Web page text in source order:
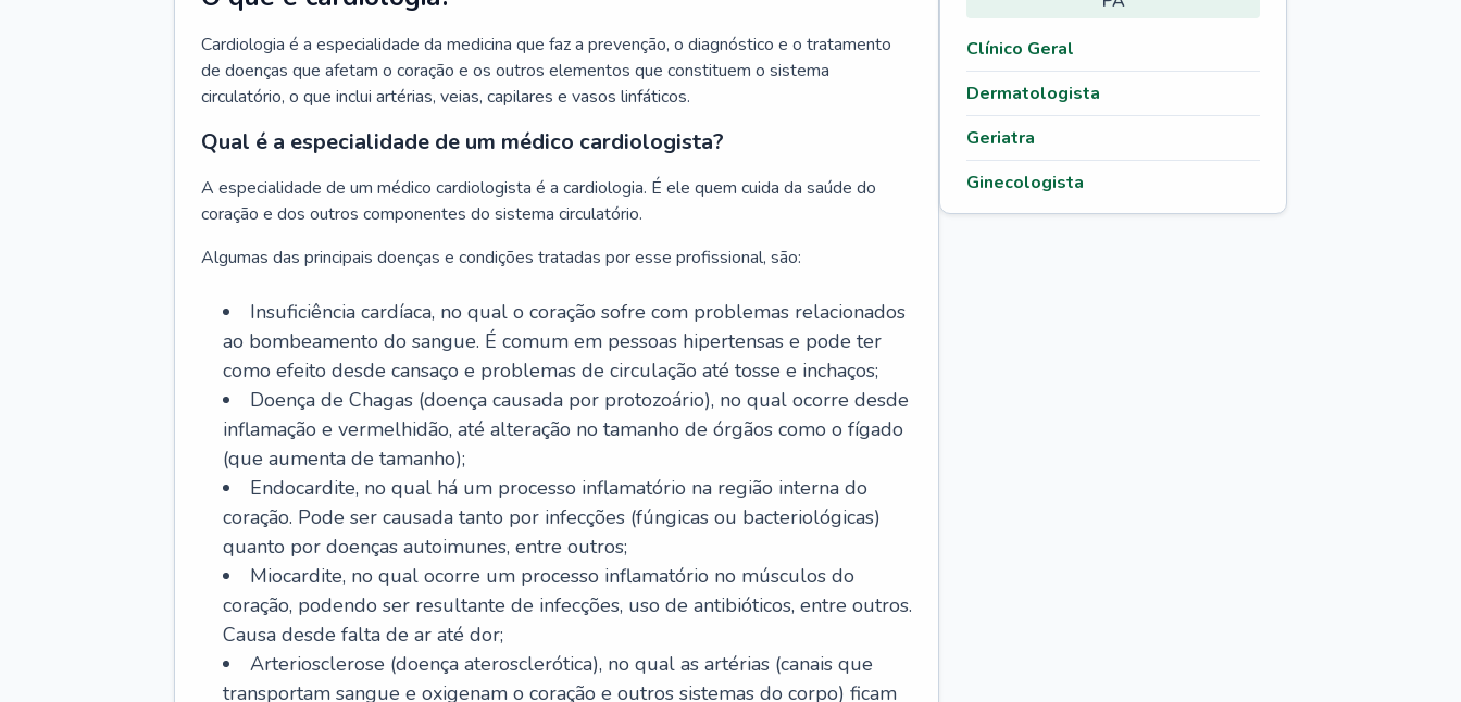
Cardiologia é a especialidade da medicina que faz a prevenção, o diagnóstico e o tratamento
de doenças que afetam o coração e os outros elementos que constituem o sistema
circulatório, o que inclui artérias, veias, capilares e vasos linfáticos.
Qual é a especialidade de um médico cardiologista?
A especialidade de um médico cardiologista é a cardiologia. É ele quem cuida da saúde do
coração e dos outros componentes do sistema circulatório.
Algumas das principais doenças e condições tratadas por esse profissional, são:
Insuficiência cardíaca, no qual o coração sofre com problemas relacionados
ao bombeamento do sangue. É comum em pessoas hipertensas e pode ter
como efeito desde cansaço e problemas de circulação até tosse e inchaços;
Doença de Chagas (doença causada por protozoário), no qual ocorre desde
inflamação e vermelhidão, até alteração no tamanho de órgãos como o fígado
(que aumenta de tamanho);
Endocardite, no qual há um processo inflamatório na região interna do
coração. Pode ser causada tanto por infecções (fúngicas ou bacteriológicas)
quanto por doenças autoimunes, entre outros;
Miocardite, no qual ocorre um processo inflamatório no músculos do
coração, podendo ser resultante de infecções, uso de antibióticos, entre outros.
Causa desde falta de ar até dor;
Arteriosclerose (doença aterosclerótica), no qual as artérias (canais que
transportam sangue e oxigenam o coração e outros sistemas do corpo) ficam
Clínico Geral
Dermatologista
Geriatra
Ginecologista